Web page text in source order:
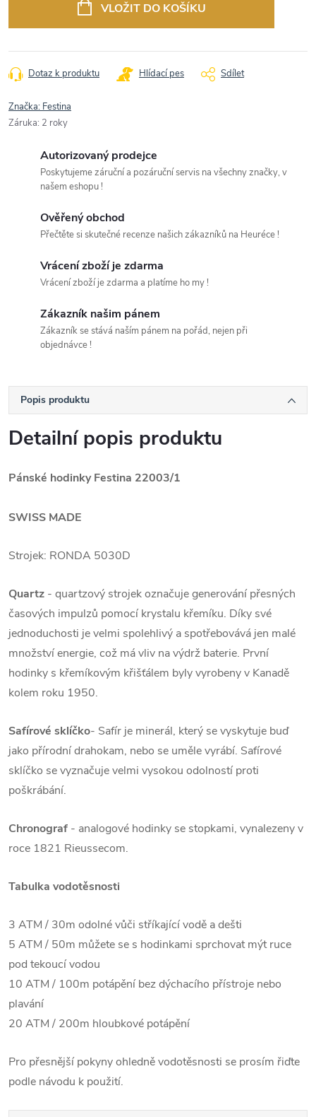
VLOŽIT DO KOŠÍKU
Dotaz k produktu Hlídací pes Sdílet
Značka: Festina
Záruka: 2 roky
Autorizovaný prodejce
Poskytujeme záruční a pozáruční servis na všechny značky, v
našem eshopu !
Ověřený obchod
Přečtěte si skutečné recenze našich zákazníků na Heuréce !
Vrácení zboží je zdarma
Vrácení zboží je zdarma a platíme ho my !
Zákazník našim pánem
Zákazník se stává naším pánem na pořád, nejen při
objednávce !
Popis produktu
Detailní popis produktu
Pánské hodinky Festina 22003/1
SWISS MADE
Strojek: RONDA 5030D
Quartz - quartzový strojek označuje generování přesných
časových impulzů pomocí krystalu křemíku. Díky své
jednoduchosti je velmi spolehlivý a spotřebovává jen malé
množství energie, což má vliv na výdrž baterie. První
hodinky s křemíkovým křišťálem byly vyrobeny v Kanadě
kolem roku 1950.
Safírové sklíčko- Safír je minerál, který se vyskytuje buď
jako přírodní drahokam, nebo se uměle vyrábí. Safírové
sklíčko se vyznačuje velmi vysokou odolností proti
poškrábání.
Chronograf - analogové hodinky se stopkami, vynalezeny v
roce 1821 Rieussecom.
Tabulka vodotěsnosti
3 ATM / 30m odolné vůči stříkající vodě a dešti
5 ATM / 50m můžete se s hodinkami sprchovat mýt ruce
pod tekoucí vodou
10 ATM / 100m potápění bez dýchacího přístroje nebo
plavání
20 ATM / 200m hloubkové potápění
Pro přesnější pokyny ohledně vodotěsnosti se prosím řiďte
podle návodu k použití.